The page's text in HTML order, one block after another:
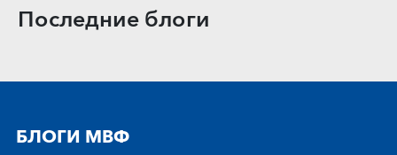
Последние блоги
БЛОГИ МВФ